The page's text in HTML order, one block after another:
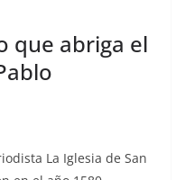
que abriga el
La Igle­sia de San